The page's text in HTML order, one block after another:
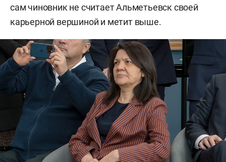
сам чиновник не считает Альметьевск своей
карьерной вершиной и метит выше.